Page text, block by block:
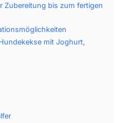
Zubereitung bis zum fertigen
mit Joghurt,